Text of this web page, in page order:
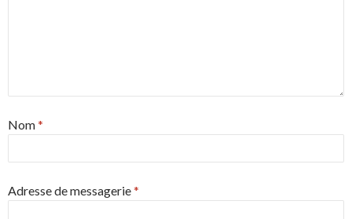
Nom*
Adresse de messagerie*